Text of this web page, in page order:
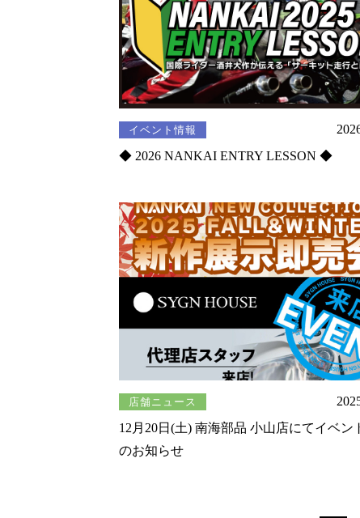
イベント情報
◆ 2026 NANKAI ENTRY LESSON ◆
店舗ニュース
12月20日(土) 南海部品 小山店にてイベン
のお知らせ